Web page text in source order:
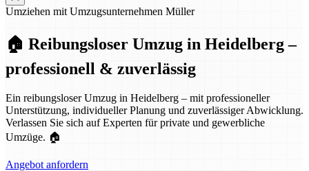
Umziehen mit Umzugsunternehmen Müller
🏠 Reibungsloser Umzug in Heidelberg –
professionell & zuverlässig
Ein reibungsloser Umzug in Heidelberg – mit professioneller
Unterstützung, individueller Planung und zuverlässiger Abwicklung.
Verlassen Sie sich auf Experten für private und gewerbliche
Umzüge. 🏠
Angebot anfordern